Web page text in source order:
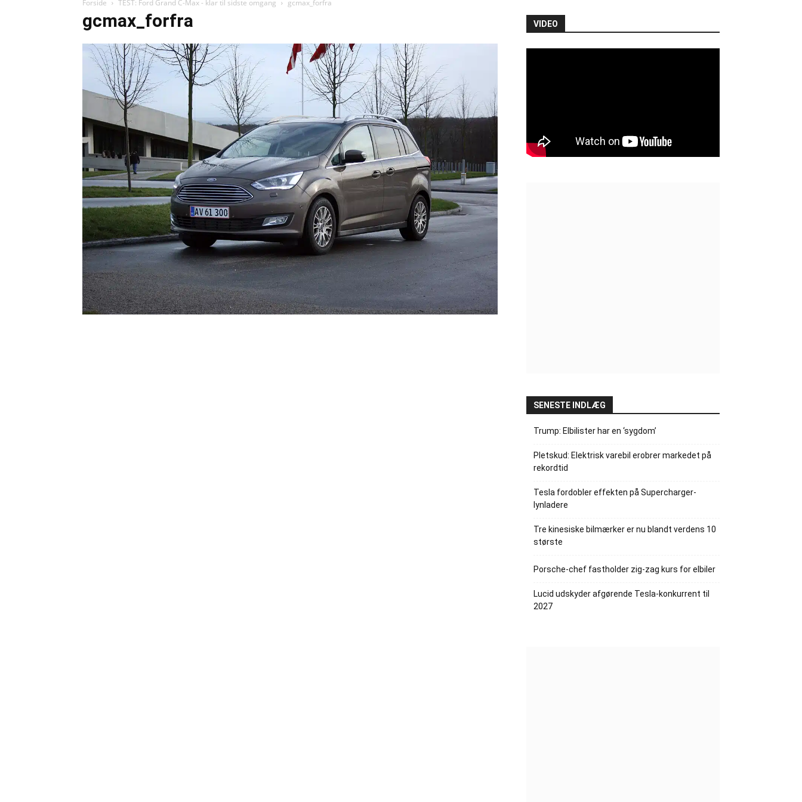
Forside TEST: Ford Grand C-Max - klar til sidste omgang gcmax_forfra
gcmax_forfra VIDEO
SENESTE INDLÆG
Trump: Elbilister har en ‘sygdom’
Pletskud: Elektrisk varebil erobrer markedet på
rekordtid
Tesla fordobler effekten på Supercharger-
lynladere
Tre kinesiske bilmærker er nu blandt verdens 10
største
Porsche-chef fastholder zig-zag kurs for elbiler
Lucid udskyder afgørende Tesla-konkurrent til
2027